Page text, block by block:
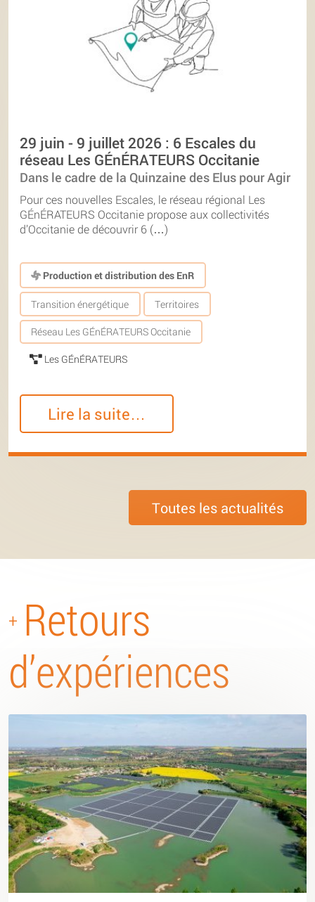
29 juin - 9 juillet 2026 : 6 Escales du
réseau Les GÉnÉRATEURS Occitanie
Dans le cadre de la Quinzaine des Elus pour Agir
Pour ces nouvelles Escales, le réseau régional Les
GÉnÉRATEURS Occitanie propose aux collectivités
d’Occitanie de découvrir 6 (…)
Production et distribution des EnR
Transition énergétique Territoires
Réseau Les GÉnÉRATEURS Occitanie
Les GÉnÉRATEURS
Lire la suite…
Toutes les actualités
+ Retours
d’expériences